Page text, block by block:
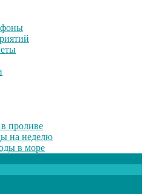
проливе
на неделю
в море